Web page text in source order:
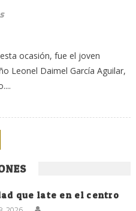
ocasión, fue el joven
Leonel Daimel García Aguilar,
que late en el centro